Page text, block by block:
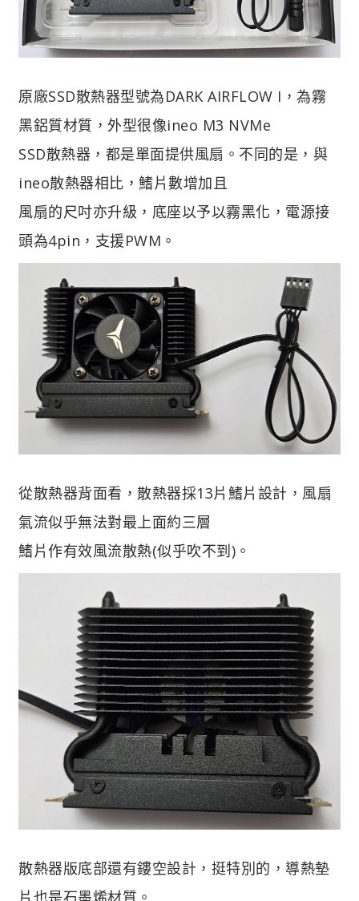
原廠SSD散熱器型號為DARK AIRFLOW I，為霧
黑鋁質材質，外型很像ineo M3 NVMe
SSD散熱器，都是單面提供風扇。不同的是，與
ineo散熱器相比，鰭片數增加且
風扇的尺吋亦升級，底座以予以霧黑化，電源接
頭為4pin，支援PWM。
從散熱器背面看，散熱器採13片鰭片設計，風扇
氣流似乎無法對最上面約三層
鰭片作有效風流散熱(似乎吹不到)。
散熱器版底部還有鏤空設計，挺特別的，導熱墊